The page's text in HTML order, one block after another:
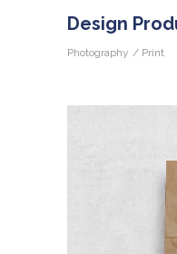
Design
Photography Print